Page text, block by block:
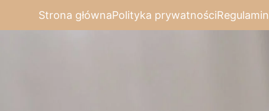
Strona głównaPolityka prywatnościRegulamin